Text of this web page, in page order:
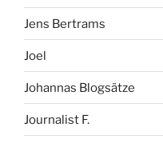
Jens Bertrams
Joel
Johannas Blogsätze
Journalist F.